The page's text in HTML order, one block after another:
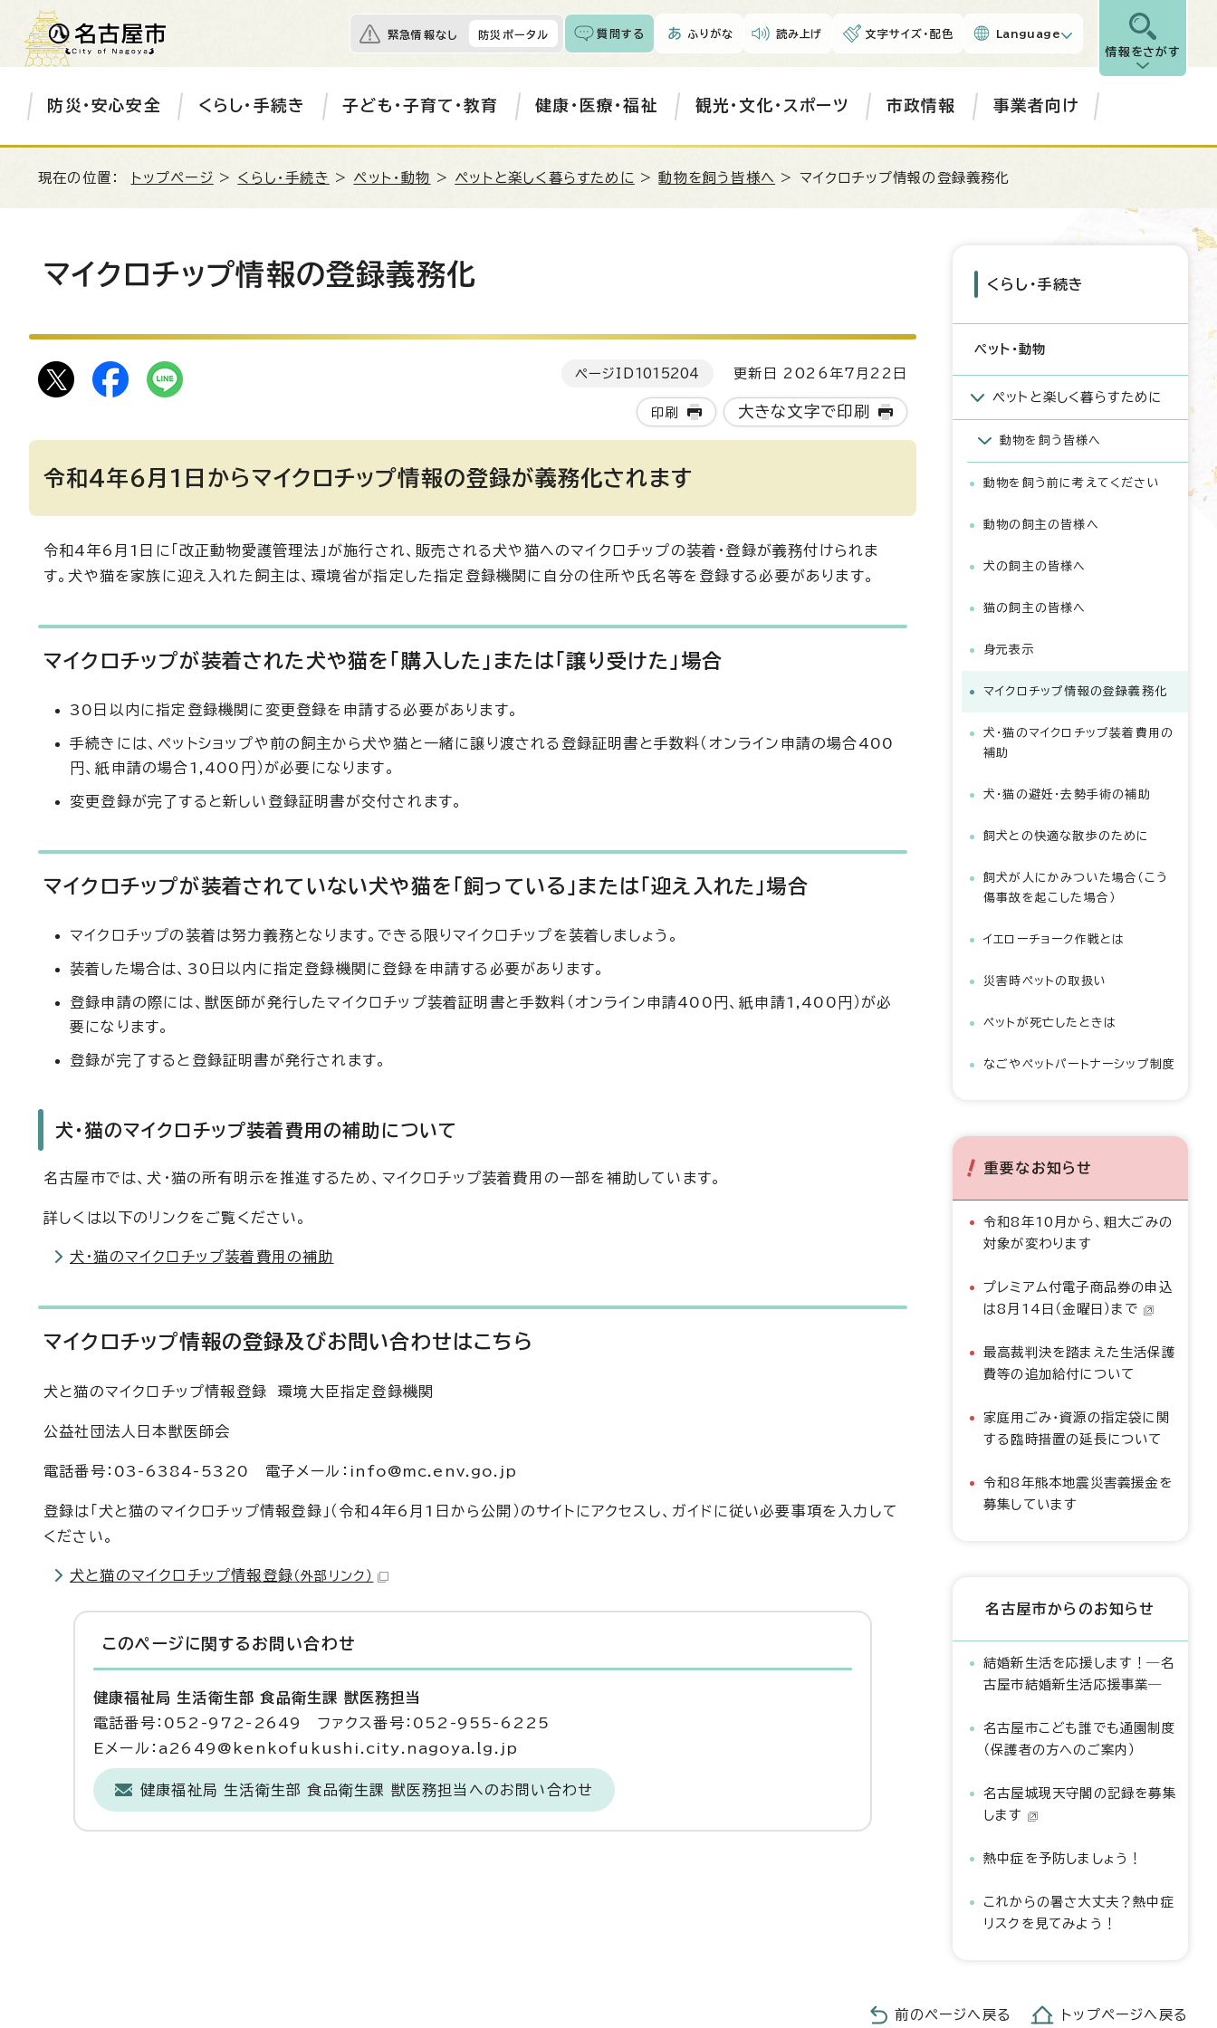
緊急情報なし 防災ポータル 質問する ふりがな 読み上げ 文字サイズ・配色 Language
情報をさがす
防災・安心安全 くらし・手続き 子ども・子育て・教育 健康・医療・福祉 観光・文化・スポーツ 市政情報 事業者向け
現在の位置： トップページ > くらし・手続き > ペット・動物 > ペットと楽しく暮らすために >動物を飼う皆様へ > マイクロチップ情報の登録義務化
マイクロチップ情報の登録義務化
ページID 1015204 更新日 2026年7月22日
印刷 大きな文字で印刷
令和4年6月1日からマイクロチップ情報の登録が義務化されます
令和4年6月1日に「改正動物愛護管理法」が施行され、販売される犬や猫へのマイクロチップの装着・登録が義務付けられま
す。犬や猫を家族に迎え入れた飼主は、環境省が指定した指定登録機関に自分の住所や氏名等を登録する必要があります。
マイクロチップが装着された犬や猫を「購入した」または「譲り受けた」場合
30日以内に指定登録機関に変更登録を申請する必要があります。
手続きには、ペットショップや前の飼主から犬や猫と一緒に譲り渡される登録証明書と手数料（オンライン申請の場合400
円、紙申請の場合1,400円）が必要になります。
変更登録が完了すると新しい登録証明書が交付されます。
マイクロチップが装着されていない犬や猫を「飼っている」または「迎え入れた」場合
マイクロチップの装着は努力義務となります。できる限りマイクロチップを装着しましょう。
装着した場合は、30日以内に指定登録機関に登録を申請する必要があります。
登録申請の際には、獣医師が発行したマイクロチップ装着証明書と手数料（オンライン申請400円、紙申請1,400円）が必
要になります。
登録が完了すると登録証明書が発行されます。
犬・猫のマイクロチップ装着費用の補助について
名古屋市では、犬・猫の所有明示を推進するため、マイクロチップ装着費用の一部を補助しています。
詳しくは以下のリンクをご覧ください。
犬・猫のマイクロチップ装着費用の補助
マイクロチップ情報の登録及びお問い合わせはこちら
犬と猫のマイクロチップ情報登録 環境大臣指定登録機関
公益社団法人日本獣医師会
電話番号：03-6384-5320 電子メール：info@mc.env.go.jp
登録は「犬と猫のマイクロチップ情報登録」（令和4年6月1日から公開）のサイトにアクセスし、ガイドに従い必要事項を入力して
ください。
犬と猫のマイクロチップ情報登録 （外部リンク）
このページに関する お問い合わせ
健康福祉局 生活衛生部 食品衛生課 獣医務担当
電話番号：052-972-2649 ファクス番号：052-955-6225
Eメール：a2649@kenkofukushi.city.nagoya.lg.jp
健康福祉局 生活衛生部 食品衛生課 獣医務担当へのお問い合わせ
くらし・手続き
ペット・動物
ペットと楽しく暮らすために
動物を飼う皆様へ
動物を飼う前に考えてください
動物の飼主の皆様へ
犬の飼主の皆様へ
猫の飼主の皆様へ
身元表示
マイクロチップ情報の登録義務化
犬・猫のマイクロチップ装着費用の
補助
犬・猫の避妊・去勢手術の補助
飼犬との快適な散歩のために
飼犬が人にかみついた場合（こう
傷事故を起こした場合）
イエローチョーク作戦とは
災害時ペットの取扱い
ペットが死亡したときは
なごやペットパートナーシップ制度
重要なお知らせ
令和8年10月から、粗大ごみの
対象が変わります
プレミアム付電子商品券の申込
は8月14日（金曜日）まで
最高裁判決を踏まえた生活保護
費等の追加給付について
家庭用ごみ・資源の指定袋に関
する臨時措置の延長について
令和8年熊本地震災害義援金を
募集しています
名古屋市からのお知らせ
結婚新生活を応援します！―名
古屋市結婚新生活応援事業―
名古屋市こども誰でも通園制度
（保護者の方へのご案内）
名古屋城現天守閣の記録を募集
します
熱中症を予防しましょう！
これからの暑さ大丈夫？熱中症
リスクを見てみよう！
前のページへ戻る トップページへ戻る